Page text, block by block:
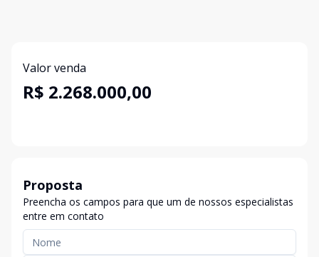
Valor venda
R$ 2.268.000,00
Proposta
Preencha os campos para que um de nossos especialistas
entre em contato